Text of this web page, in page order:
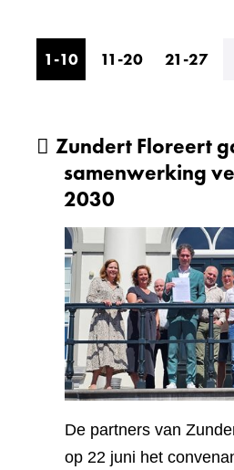
1-10 11-20 21-27
Zundert Floreert
samenwerking
2030
De partners van
op 22 juni het